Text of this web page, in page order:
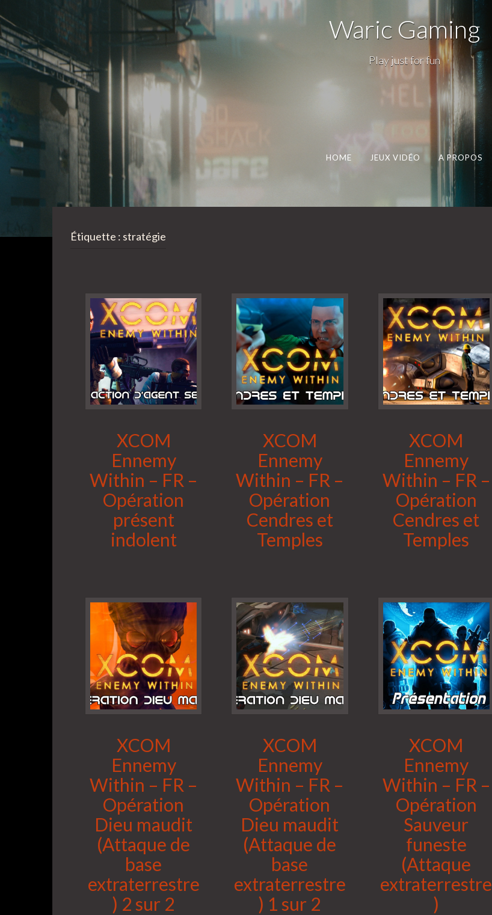
Waric Gaming
Play just for fun
HOME JEUX VIDÉO A PROPOS
Étiquette : stratégie
XCOM
Ennemy
Within – FR –
Opération
présent
indolent
XCOM
Ennemy
Within – FR –
Opération
Cendres et
Temples
XCOM
Ennemy
Within – FR –
Opération
Cendres et
Temples
XCOM
Ennemy
Within – FR –
Opération
Dieu maudit
(Attaque de
base
extraterrestre
) 2 sur 2
XCOM
Ennemy
Within – FR –
Opération
Dieu maudit
(Attaque de
base
extraterrestre
) 1 sur 2
XCOM
Ennemy
Within – FR –
Opération
Sauveur
funeste
(Attaque
extraterrestre
)